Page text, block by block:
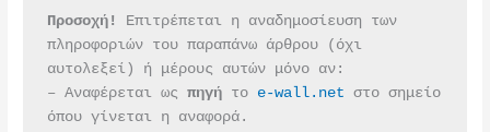
Προσοχή!
Επιτρέπεται η αναδημοσίευση των
πληροφοριών του παραπάνω άρθρου (όχι
αυτολεξεί) ή μέρους αυτών μόνο αν:
– Αναφέρεται ως πηγή το e-wall.net στο σημείο
όπου γίνεται η αναφορά.